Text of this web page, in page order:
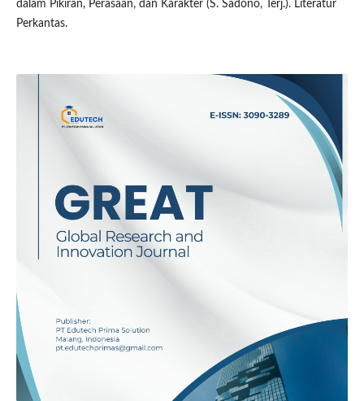
dalam Pikiran, Perasaan, dan Karakter (S. Sadono, Terj.). Literatur
Perkantas.